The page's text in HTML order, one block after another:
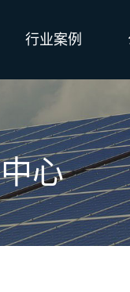
行业案例
心